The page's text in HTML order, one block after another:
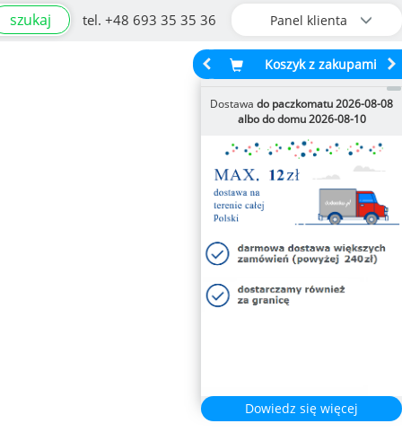
tel. +48 693 35 35 36 Panel klienta
szukaj
Koszyk z zakupami
Dostawa do paczkomatu 2026-08-08
albo do domu 2026-08-10
Dowiedz się więcej